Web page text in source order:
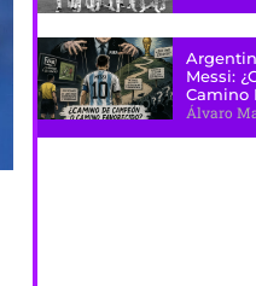
Messi:
Camino
Álvaro